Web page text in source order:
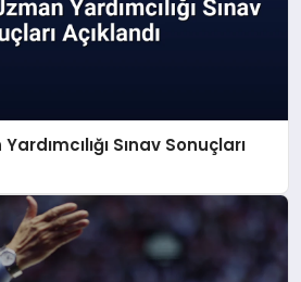
Sınav Sonuçları